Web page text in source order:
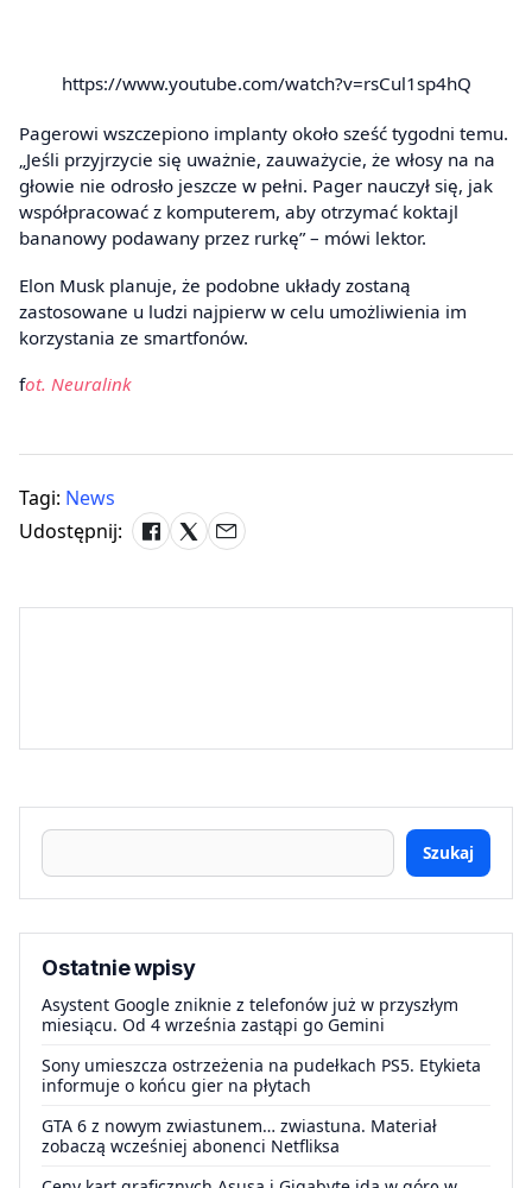
https://www.youtube.com/watch?v=rsCul1sp4hQ
Pagerowi wszczepiono implanty około sześć tygodni temu.
„Jeśli przyjrzycie się uważnie, zauważycie, że włosy na na
głowie nie odrosło jeszcze w pełni. Pager nauczył się, jak
współpracować z komputerem, aby otrzymać koktajl
bananowy podawany przez rurkę” – mówi lektor.
Elon Musk planuje, że podobne układy zostaną
zastosowane u ludzi najpierw w celu umożliwienia im
korzystania ze smartfonów.
fot. Neuralink
Tagi: News
Udostępnij:
Szukaj
Ostatnie wpisy
Asystent Google zniknie z telefonów już w przyszłym
miesiącu. Od 4 września zastąpi go Gemini
Sony umieszcza ostrzeżenia na pudełkach PS5. Etykieta
informuje o końcu gier na płytach
GTA 6 z nowym zwiastunem… zwiastuna. Materiał
zobaczą wcześniej abonenci Netfliksa